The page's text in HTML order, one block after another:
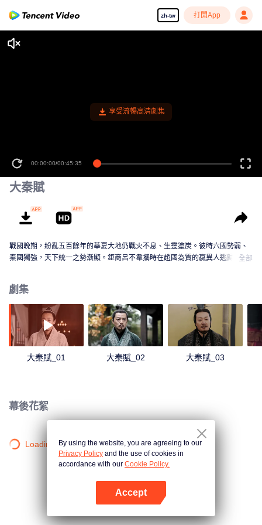
zh-tw 打開App
享受流暢高清劇集
00:00:00/00:45:35
大秦賦
戰國晚期，紛亂五百餘年的華夏大地仍戰火不息、生靈塗炭。彼時六國勢弱、
秦國獨強，天下統一之勢漸顯。鉅商呂不韋攜時在趙國為質的嬴異人逃歸秦
歷精神陣痛，蛻變成一個真正王者。為抓住一統天下的時機和力量，實現一統
天下的理想抱負，精心謀劃，暗中行動，終於平定嫪毐之亂，親政，罷相，收
復王權。此後又剷除宗室復辟勢力，為東出滅國掃清障礙。在李斯、王翦、蒙
恬等一般文臣武將的輔佐下掃滅六國，建立起中華歷史上第一個大一統的中央
集權國家。
全部
劇集
大秦賦_01 大秦賦_02 大秦賦_03
幕後花絮
Loading…By using the website, you are agreeing to our
Privacy Policy and the use of cookies in
accordance with our Cookie Policy.
Accept